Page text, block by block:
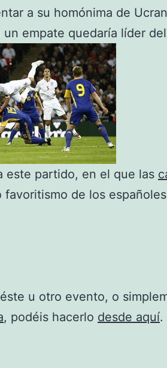
a su homónima de
empate quedaría líder
este partido, en el que las
favoritismo de los
u otro evento, o
, podéis hacerlo desde aquí.